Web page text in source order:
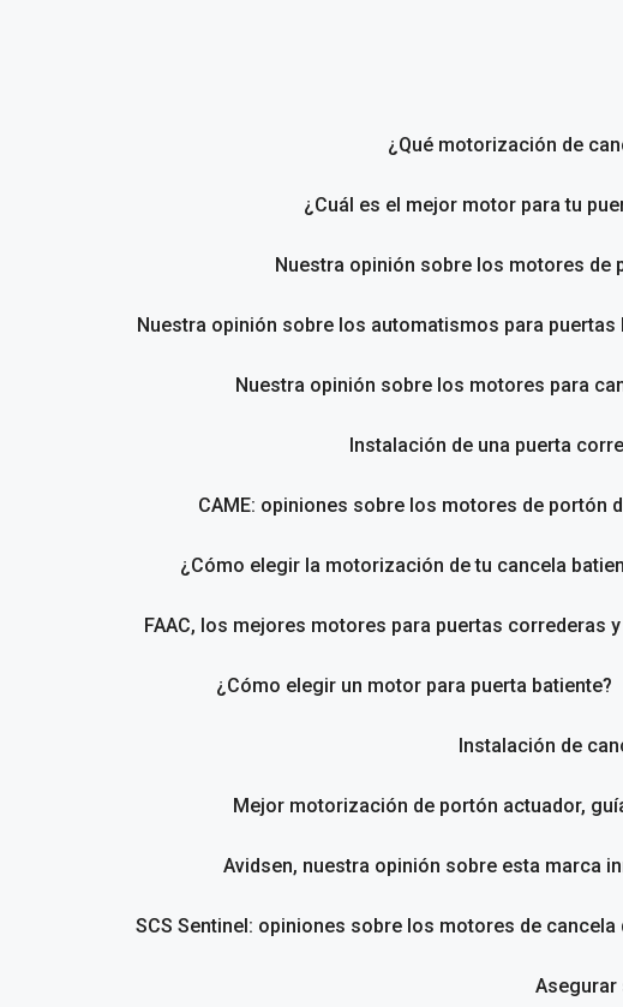
¿Qué motorización de
¿Cuál es el mejor motor para tu
Nuestra opinión sobre los motores de
Nuestra opinión sobre los automatismos para puertas
Nuestra opinión sobre los motores para
Instalación de una puerta
CAME: opiniones sobre los motores de portón
¿Cómo elegir la motorización de tu cancela
FAAC, los mejores motores para puertas correderas
¿Cómo elegir un motor para puerta batiente?
Instalación de
Mejor motorización de portón actuador,
Avidsen, nuestra opinión sobre esta marca
SCS Sentinel: opiniones sobre los motores de cancela
Asegurar